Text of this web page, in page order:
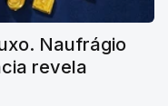
Naufrágio
revela